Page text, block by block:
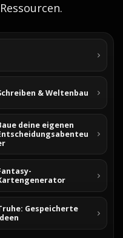
& Weltenbau
deine eigenen
Gespeicherte